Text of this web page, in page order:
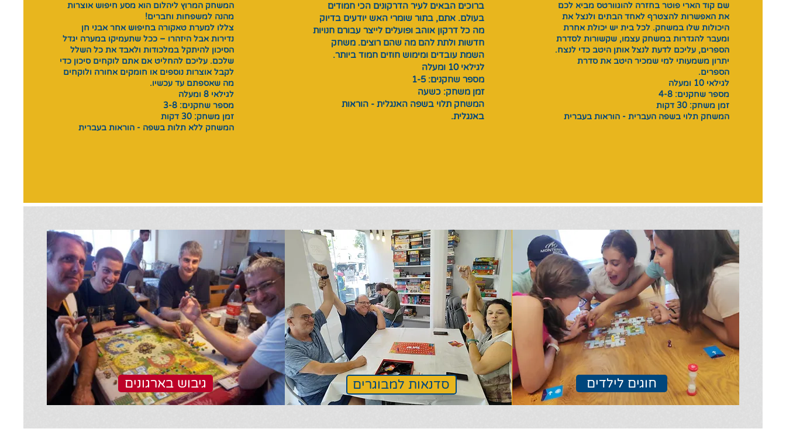
המשחק המרוץ ליהלום הוא מסע חיפוש אוצרות
מהנה למשפחות וחברים!
צללו למערת טאקורה בחיפוש אחר אבני חן
נדירות אבל היזהרו – ככל שתעמיקו במערה יגדל
הסיכון להיתקל במלכודות ולאבד את כל השלל
שלכם. עליכם להחליט אם אתם לוקחים סיכון כדי
לקבל אוצרות נוספים או חומקים אחורה ולוקחים
מה שאספתם עד עכשיו.
לגילאי 8 ומעלה
מספר שחקנים: 3-8
זמן משחק: 30 דקות
המשחק ללא תלות בשפה - הוראות בעברית
ברוכים הבאים לעיר הדרקונים הכי חמודים
בעולם. אתם, בתור שומרי האש יודעים בדיוק
מה כל דרקון אוהב ופועלים לייצר עבורם חנויות
חדשות ולתת להם מה שהם רוצים. משחק
השמת עובדים ומימוש חוזים חמוד ביותר.
לגילאי 10 ומעלה
מספר שחקנים: 1-5
זמן משחק: כשעה
המשחק תלוי בשפה האנגלית - הוראות
באנגלית.
שם קוד הארי פוטר בחזרה להוגוורטס מביא לכם
את האפשרות להצטרף לאחד הבתים ולנצל את
היכולות שלו במשחק. לכל בית יש יכולת אחרת
ומעבר להגדרות במשחק עצמו, שקשורות לסדרת
הספרים, עליכם לדעת לנצל אותן היטב כדי לנצח.
יתרון משמעותי למי שמכיר היטב את סדרת
הספרים.
לגילאי 10 ומעלה
מספר שחקנים: 4-8
זמן משחק: 30 דקות
המשחק תלוי בשפה העברית - הוראות בעברית
גיבוש בארגונים סדנאות למבוגרים חוגים לילדים